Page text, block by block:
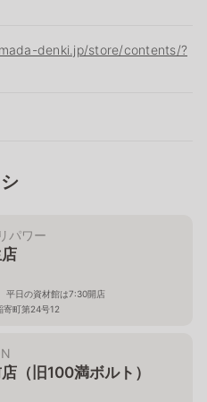
denki.jp/store/contents/?
パワー
日の資材館は7:30開店
寄町第24号12
（旧100満ボルト）